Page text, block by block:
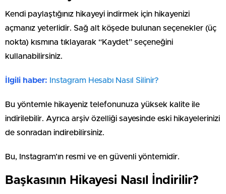
Kendi paylaştığınız hikayeyi indirmek için hikayenizi
açmanız yeterlidir. Sağ alt köşede bulunan seçenekler (üç
nokta) kısmına tıklayarak “Kaydet” seçeneğini
kullanabilirsiniz.
İlgili haber: ⁠Instagram Hesabı Nasıl Silinir?
Bu yöntemle hikayeniz telefonunuza yüksek kalite ile
indirilebilir. Ayrıca arşiv özelliği sayesinde eski hikayelerinizi
de sonradan indirebilirsiniz.
Bu, Instagram’ın resmi ve en güvenli yöntemidir.
Başkasının Hikayesi Nasıl İndirilir?